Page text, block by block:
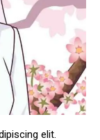
elit.